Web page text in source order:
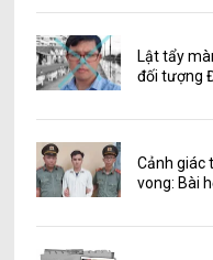
Lật tẩy
đối tượng
Cảnh giác
vong: Bài